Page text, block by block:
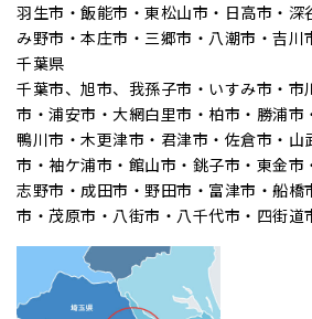
羽生市・飯能市・東松山市・日高市・深
み野市・本庄市・三郷市・八潮市・吉川
千葉県
千葉市、旭市、我孫子市・いすみ市・市
市・浦安市・大網白里市・柏市・勝浦市
鴨川市・木更津市・君津市・佐倉市・山
市・袖ケ浦市・館山市・銚子市・東金市
志野市・成田市・野田市・富津市・船橋
市・茂原市・八街市・八千代市・四街道